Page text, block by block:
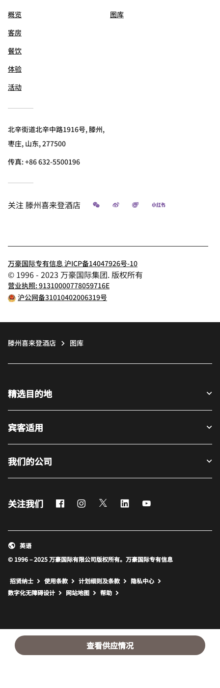
查看供应情况
概览
客房
餐饮
体验
活动
图库
北辛街道北辛中路1916号, 滕州,
枣庄, 山东, 277500
传真:+86 632-5500196
关注滕州喜来登酒店 微信 微博 飞猪 小红书
万豪国际专有信息 沪ICP备14047926号-10
© 1996 - 2023 万豪国际集团. 版权所有
营业执照: 91310000778059716E
沪公网备31010402006319号
滕州喜来登酒店 图库
精选目的地
宾客适用
我们的公司
关注我们 FacebookInstagram
Twitter LinkedIn
© 1996 – 2025 万豪国际有限公司版权所有。万豪国际专有信息
英语
招贤纳士 使用条款 计划细则及条款
隐私中心
数字化无障碍设计
网站地图 打开新窗口
帮助